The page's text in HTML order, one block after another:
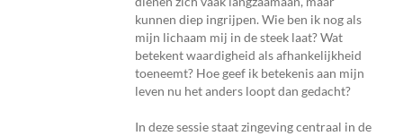
kunnen diep ingrijpen. Wie ben ik nog als
mijn lichaam mij in de steek laat? Wat
betekent waardigheid als afhankelijkheid
toeneemt? Hoe geef ik betekenis aan mijn
leven nu het anders loopt dan gedacht?
In deze sessie staat zingeving centraal in de